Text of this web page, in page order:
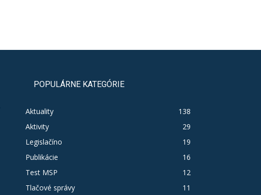
POPULÁRNE KATEGÓRIE
Aktuality
138
Aktivity
29
Legislačíno
19
Publikácie
16
Test MSP
12
Tlačové správy
11